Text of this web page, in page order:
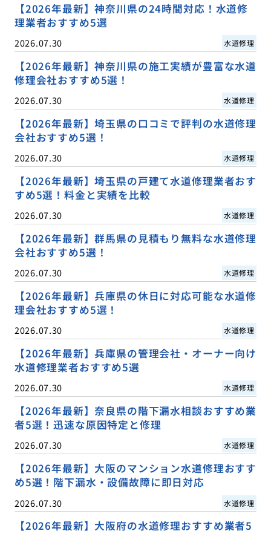
【2026年最新】神奈川県の24時間対応！水道修
理業者おすすめ5選
2026.07.30 水道修理
【2026年最新】神奈川県の施工実績が豊富な水道
修理会社おすすめ5選！
2026.07.30 水道修理
【2026年最新】埼玉県の口コミで評判の水道修理
会社おすすめ5選！
2026.07.30 水道修理
【2026年最新】埼玉県の戸建て水道修理業者おす
すめ5選！料金と実績を比較
2026.07.30 水道修理
【2026年最新】群馬県の見積もり無料な水道修理
会社おすすめ5選！
2026.07.30 水道修理
【2026年最新】兵庫県の休日に対応可能な水道修
理会社おすすめ5選！
2026.07.30 水道修理
【2026年最新】兵庫県の管理会社・オーナー向け
水道修理業者おすすめ5選
2026.07.30 水道修理
【2026年最新】奈良県の階下漏水相談おすすめ業
者5選！迅速な原因特定と修理
2026.07.30 水道修理
【2026年最新】大阪のマンション水道修理おすす
め5選！階下漏水・設備故障に即日対応
2026.07.30 水道修理
【2026年最新】大阪府の水道修理おすすめ業者5